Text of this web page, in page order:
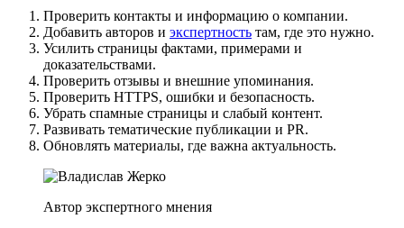
Проверить контакты и информацию о компании.
Добавить авторов и экспертность там, где это нужно.
Усилить страницы фактами, примерами и
доказательствами.
Проверить отзывы и внешние упоминания.
Проверить HTTPS, ошибки и безопасность.
Убрать спамные страницы и слабый контент.
Развивать тематические публикации и PR.
Обновлять материалы, где важна актуальность.
Автор экспертного мнения